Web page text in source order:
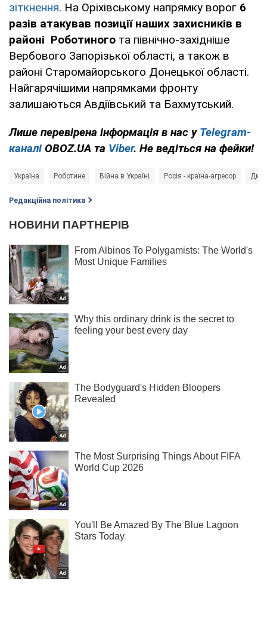
зіткнення. На Оріхівському напрямку ворог 6
разів атакував позиції наших захисників в
районі Роботиного та північно-західніше
Вербового Запорізької області, а також в
районі Старомайорського Донецької області.
Найгарячішими напрямками фронту
залишаються Авдіївський та Бахмутський.
Лише перевірена інформація в нас у Telegram-
каналі OBOZ.UA та Viber. Не ведіться на фейки!
Україна Роботине Війна в Україні Росія - країна-агресор
Редакційна політика